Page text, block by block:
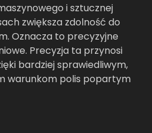
i sztucznej
zwiększa zdolność do
Oznacza to precyzyjne
Precyzja ta przynosi
bardziej sprawiedliwym,
warunkom polis popartym